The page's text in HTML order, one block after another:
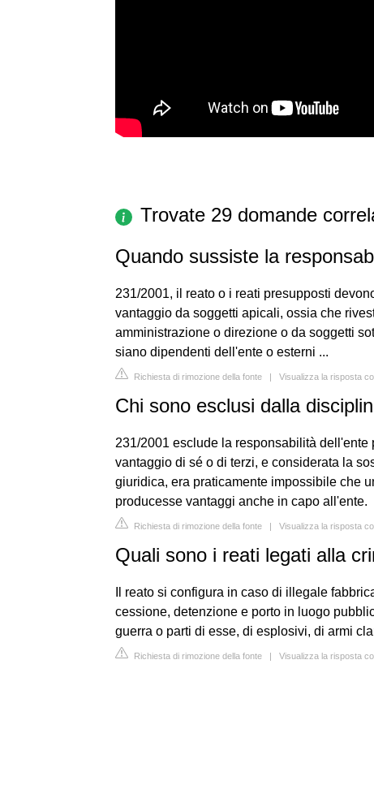
Trovate 29 domande
Quando sussiste la
231/2001, il reato o i reati presupposti
vantaggio da soggetti apicali, ossia che
amministrazione o direzione o da soggetti
siano dipendenti dell'ente o esterni ...
Richiesta di rimozione della fonte | Visualizza la risposta
Chi sono esclusi dalla
231/2001 esclude la responsabilità
vantaggio di sé o di terzi, e considerata la
giuridica, era praticamente impossibile che
producesse vantaggi anche in capo all'ente.
Richiesta di rimozione della fonte | Visualizza la risposta
Quali sono i reati legati alla
Il reato si configura in caso di illegale
cessione, detenzione e porto in luogo
guerra o parti di esse, di esplosivi, di armi
Richiesta di rimozione della fonte | Visualizza la risposta